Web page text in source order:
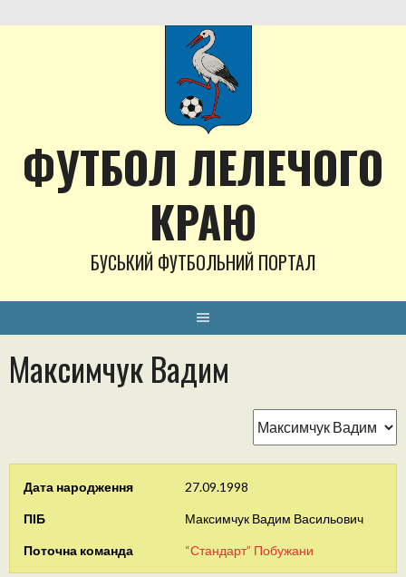
to
ФУТБОЛ ЛЕЛЕЧОГО
КРАЮ
БУСЬКИЙ ФУТБОЛЬНИЙ ПОРТАЛ
Максимчук Вадим
Дата народження 27.09.1998
ПІБ Максимчук Вадим Васильович
Поточна команда “Стандарт” Побужани